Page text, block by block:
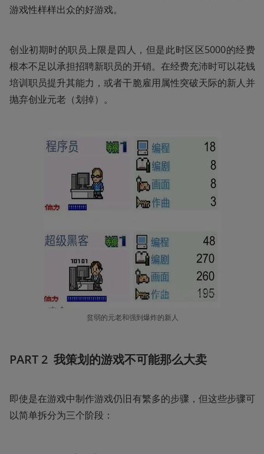
游戏性样样出众的好游戏。
创业初期时的职员上限是四人，但是此时区区5000的经费
根本不足以承担招聘新职员的开销。在经费充沛时可以花钱
培训职员提升其能力，或者干脆雇用属性突破天际的新人并
抛弃创业元老（划掉）。
贫弱的元老和强到爆炸的新人
PART 2  我策划的游戏不可能那么大卖
即使是在游戏中制作游戏仍旧有繁多的步骤，但这些步骤可
以简单拆分为三个阶段：